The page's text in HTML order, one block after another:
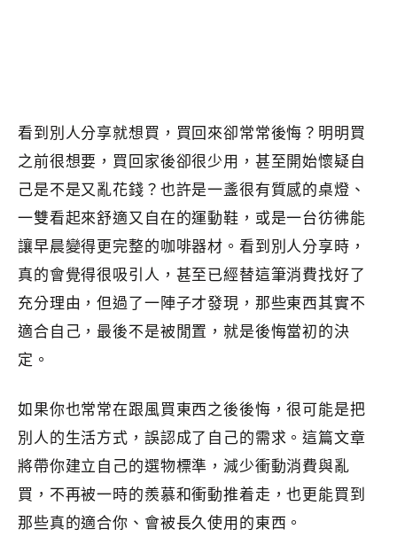
看到別人分享就想買，買回來卻常常後悔？明明買
之前很想要，買回家後卻很少用，甚至開始懷疑自
己是不是又亂花錢？也許是一盞很有質感的桌燈、
一雙看起來舒適又自在的運動鞋，或是一台彷彿能
讓早晨變得更完整的咖啡器材。看到別人分享時，
真的會覺得很吸引人，甚至已經替這筆消費找好了
充分理由，但過了一陣子才發現，那些東西其實不
適合自己，最後不是被閒置，就是後悔當初的決
定。
如果你也常常在跟風買東西之後後悔，很可能是把
別人的生活方式，誤認成了自己的需求。這篇文章
將帶你建立自己的選物標準，減少衝動消費與亂
買，不再被一時的羨慕和衝動推着走，也更能買到
那些真的適合你、會被長久使用的東西。